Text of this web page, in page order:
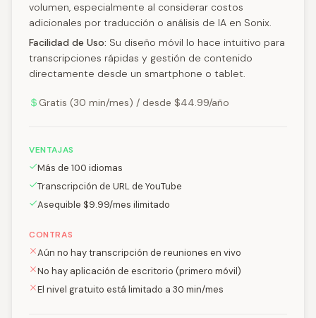
volumen, especialmente al considerar costos
adicionales por traducción o análisis de IA en Sonix.
Facilidad de Uso: Su diseño móvil lo hace intuitivo para
transcripciones rápidas y gestión de contenido
directamente desde un smartphone o tablet.
Gratis (30 min/mes) / desde $44.99/año
VENTAJAS
Más de 100 idiomas
Transcripción de URL de YouTube
Asequible $9.99/mes ilimitado
CONTRAS
Aún no hay transcripción de reuniones en vivo
No hay aplicación de escritorio (primero móvil)
El nivel gratuito está limitado a 30 min/mes